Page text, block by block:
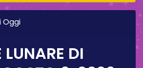
Oggi
LUNARE DI